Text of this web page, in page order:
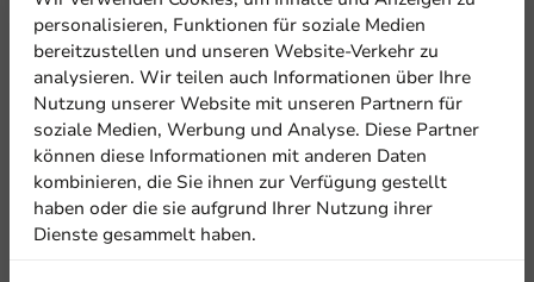
Be the first to write a review
Flacher Deckel (PET) + Lasche 93mm - 1.000 Stk/Ktn.
personalisieren, Funktionen für soziale Medien
bereitzustellen und unseren Website-Verkehr zu
analysieren. Wir teilen auch Informationen über Ihre
Nutzung unserer Website mit unseren Partnern für
soziale Medien, Werbung und Analyse. Diese Partner
können diese Informationen mit anderen Daten
kombinieren, die Sie ihnen zur Verfügung gestellt
haben oder die sie aufgrund Ihrer Nutzung ihrer
Dienste gesammelt haben.
5% Rabatt
Abonnieren Sie unseren
Newsletter!